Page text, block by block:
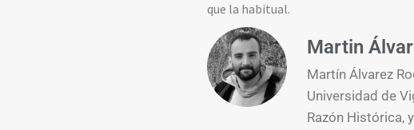
que la habitual.
Martin
Martín Álvarez
Universidad de
Razón Histórica,